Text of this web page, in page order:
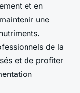
et en
une
de la
et de profiter